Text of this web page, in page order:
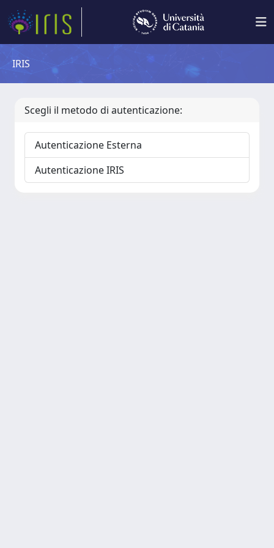
IRIS
Scegli il metodo di autenticazione:
Autenticazione Esterna
Autenticazione IRIS